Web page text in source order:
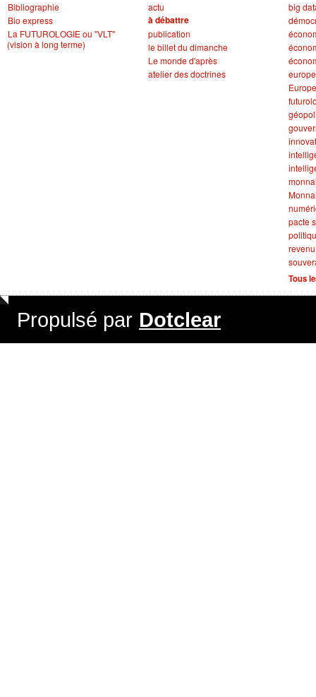
Bibliographie
Bio express
La FUTUROLOGIE ou "VLT"
(vision à long terme)
actu
à débattre
publication
le billet du dimanche
Le monde d'après
atelier des doctrines
big
europe
Europe
pacte
Tous
Propulsé par Dotclear